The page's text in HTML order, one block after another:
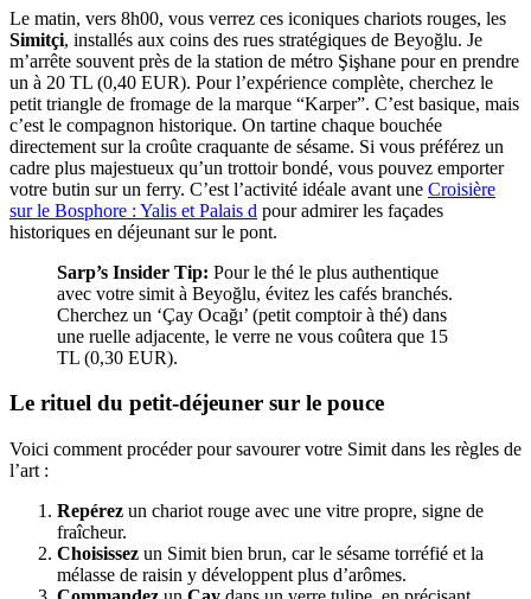
Le matin, vers 8h00, vous verrez ces iconiques chariots rouges, les
Simitçi, installés aux coins des rues stratégiques de Beyoğlu. Je
m’arrête souvent près de la station de métro Şişhane pour en prendre
un à 20 TL (0,40 EUR). Pour l’expérience complète, cherchez le
petit triangle de fromage de la marque “Karper”. C’est basique, mais
c’est le compagnon historique. On tartine chaque bouchée
directement sur la croûte craquante de sésame. Si vous préférez un
cadre plus majestueux qu’un trottoir bondé, vous pouvez emporter
votre butin sur un ferry. C’est l’activité idéale avant une Croisière
sur le Bosphore : Yalis et Palais d pour admirer les façades
historiques en déjeunant sur le pont.
Sarp’s Insider Tip: Pour le thé le plus authentique
avec votre simit à Beyoğlu, évitez les cafés branchés.
Cherchez un ‘Çay Ocağı’ (petit comptoir à thé) dans
une ruelle adjacente, le verre ne vous coûtera que 15
TL (0,30 EUR).
Le rituel du petit-déjeuner sur le pouce
Voici comment procéder pour savourer votre Simit dans les règles de
l’art :
Repérez un chariot rouge avec une vitre propre, signe de
fraîcheur.
Choisissez un Simit bien brun, car le sésame torréfié et la
mélasse de raisin y développent plus d’arômes.